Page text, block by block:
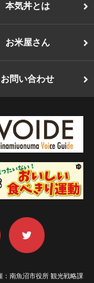
本気丼とは
お米屋さん
お問い合わせ
：南魚沼市役所 観光戦略課